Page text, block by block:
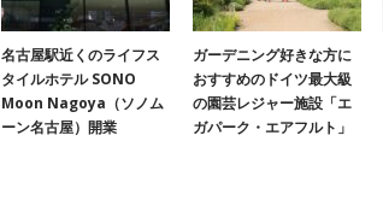
名古屋駅近くのライフス
タイルホテル SONO
Moon Nagoya（ソノム
ーン名古屋）開業
ガーデニング好きな方に
おすすめのドイツ最大級
の園芸レジャー施設「エ
ガパーク・エアフルト」